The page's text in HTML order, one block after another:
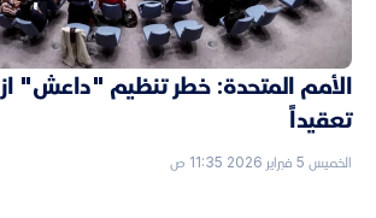
الأمم المتحدة: خطر تنظيم "داعش"
تعقيداً
الخميس 5 فبراير 2026 11:35 ص